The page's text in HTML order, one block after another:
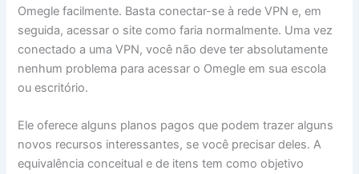
Omegle facilmente. Basta conectar-se à rede VPN e, em
seguida, acessar o site como faria normalmente. Uma vez
conectado a uma VPN, você não deve ter absolutamente
nenhum problema para acessar o Omegle em sua escola
ou escritório.
Ele oferece alguns planos pagos que podem trazer alguns
novos recursos interessantes, se você precisar deles. A
equivalência conceitual e de itens tem como objetivo